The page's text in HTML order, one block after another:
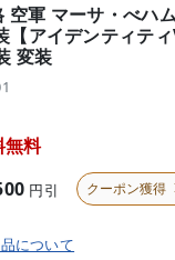
軍 マーサ・べハ
【アイデンティテ
変装
無料
円引 クーポン獲得
について